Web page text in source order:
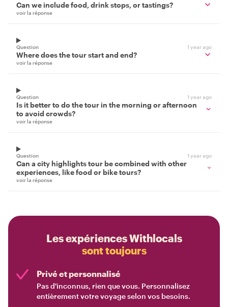
Can we include food, drink stops, or tastings?
voir la réponse
Question 1 year ago
Where does the tour start and end?
voir la réponse
Question 1 year ago
Is it better to do the tour in the morning or afternoon
to avoid crowds?
voir la réponse
Question 1 year ago
Can a city highlights tour be combined with other
experiences, like food or bike tours?
voir la réponse
Les expériences Withlocals
sont toujours
Privé et personnalisé
Pas d'inconnus, rien que vous. Personnalisez
entièrement votre voyage selon vos besoins.